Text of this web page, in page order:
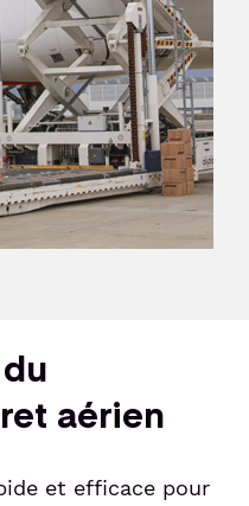
animal
aérien
et efficace pour